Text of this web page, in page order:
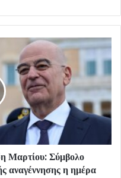
Μαρτίου: Σύμβολο
αναγέννησης η ημέρα